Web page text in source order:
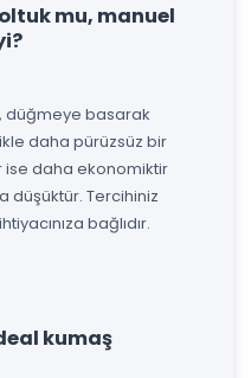
mu, manuel
düğmeye basarak
daha pürüzsüz bir
ise daha ekonomiktir
düşüktür. Tercihiniz
bağlıdır.
kumaş